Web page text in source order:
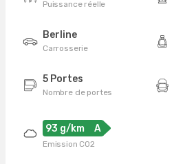
Puissance réelle
Berline
Carrosserie
5 Portes
Nombre de portes
93 g/km A
Emission CO2